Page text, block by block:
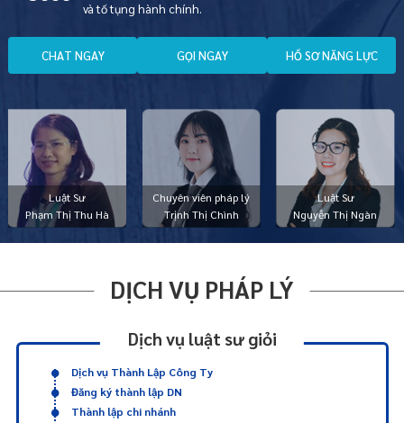
Luật Sư
Phạm Thị Thu Hà
Chuyên viên pháp lý
Trịnh Thị Chình
Luật Sư
Nguyễn Thị Ngàn
và tố tụng hành chính.
CHAT NGAY GỌI NGAY HỒ SƠ NĂNG LỰC
DỊCH VỤ PHÁP LÝ
Dịch vụ luật sư giỏi
Dịch vụ Thành Lập Công Ty
Đăng ký thành lập DN
Thành lập chi nhánh